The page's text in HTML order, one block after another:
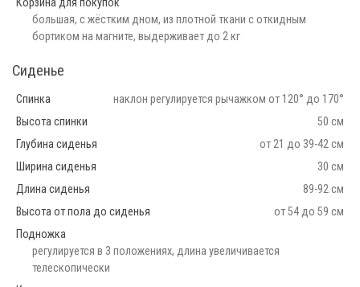
большая, с жёстким дном, из плотной ткани с откидным
бортиком на магните, выдерживает до 2 кг
Сиденье
Спинка
наклон регулируется рычажком от 120° до 170°
Высота спинки
50 см
Глубина сиденья
от 21 до 39-42 см
Ширина сиденья
30 см
Длина сиденья
89-92 см
Высота от пола до сиденья
от 54 до 59 см
Подножка
регулируется в 3 положениях, длина увеличивается
телескопически